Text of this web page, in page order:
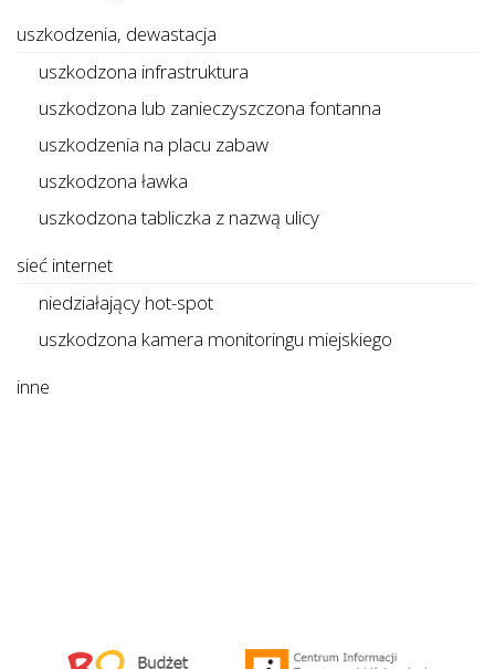
uszkodzenia, dewastacja
uszkodzona infrastruktura
uszkodzona lub zanieczyszczona fontanna
uszkodzenia na placu zabaw
uszkodzona ławka
uszkodzona tabliczka z nazwą ulicy
sieć internet
niedziałający hot-spot
uszkodzona kamera monitoringu miejskiego
inne